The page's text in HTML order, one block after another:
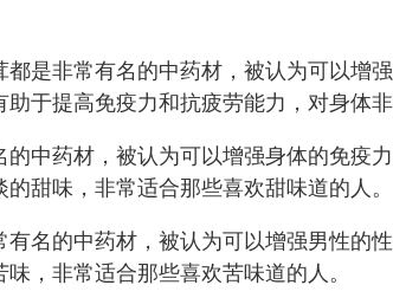
都是非常有名的中药材，被认为可以增
于提高免疫力和抗疲劳能力，对身体非
中药材，被认为可以增强身体的免疫
甜味，非常适合那些喜欢甜味道的人。
有名的中药材，被认为可以增强男性的
，非常适合那些喜欢苦味道的人。